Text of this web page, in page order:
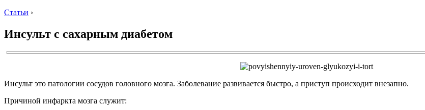
Статьи ›
Инсульт с сахарным диабетом
Инсульт это патологии сосудов головного мозга. Заболевание развивается быстро, а приступ происходит внезапно.
Причиной инфаркта мозга служит: